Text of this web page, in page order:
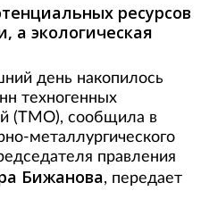
ресурсов
а экологическая
день накопилось
техногенных
(ТМО), сообщила в
металлургического
правления
Бижанова, передает